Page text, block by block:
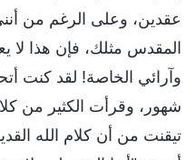
عقدين، وعلى الرغم من
المقدس مثلك، فإن هذا لا
وآرائي الخاصة! لقد كنت
شهور، وقرأت الكثير من
تيقنت من أن كلام الله